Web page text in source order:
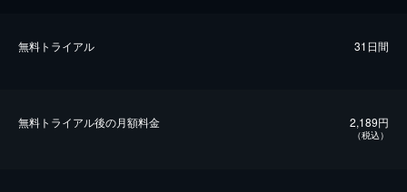
無料トライアル 31日間
無料トライアル後の⽉額料金 2,189円
（税込）